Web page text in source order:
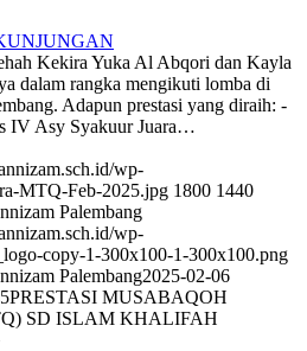
Kekira Yuka Al Abqori dan Kayla
dalam rangka mengikuti lomba di
Adapun prestasi yang diraih: -
IV Asy Syakuur Juara…
wp-
MTQ-Feb-2025.jpg 1800 1440
Palembang
wp-
copy-1-300x100-1-300x100.png
Palembang2025-02-06
PRESTASI MUSABAQOH
SD ISLAM KHALIFAH